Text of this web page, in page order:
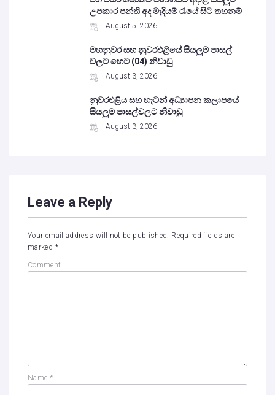
උපකාර පන්ති අද මැදියම් රැයේ සිට තහනම්
August 5, 2026
මහනුවර සහ නුවරඑළියේ සියලුම පාසල්
වලට හෙට (04) නිවාඩු
August 3, 2026
නුවරඑළිය සහ හැටන් අධ්‍යාපන කලාපයේ
සියලුම පාසල්වලට නිවාඩු
August 3, 2026
Leave a Reply
Your email address will not be published. Required fields are
marked *
Comment
Name *